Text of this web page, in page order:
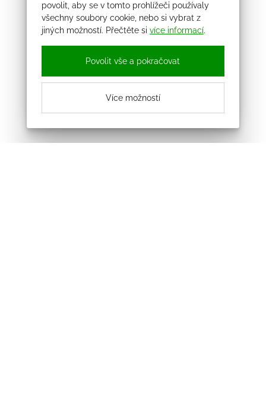
povolit, aby se v tomto prohlížeči používaly
všechny soubory cookie, nebo si vybrat z
jiných možností. Přečtěte si více informací.
Povolit vše a pokračovat
Více možností